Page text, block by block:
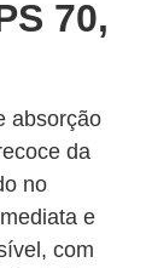
70,
absorção
da
no
e
com